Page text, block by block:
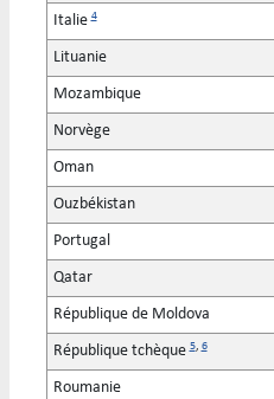
Italie4
Lituanie
Mozambique
Norvège
Oman
Ouzbékistan
Portugal
Qatar
République de Moldova
République tchèque5, 6
Roumanie